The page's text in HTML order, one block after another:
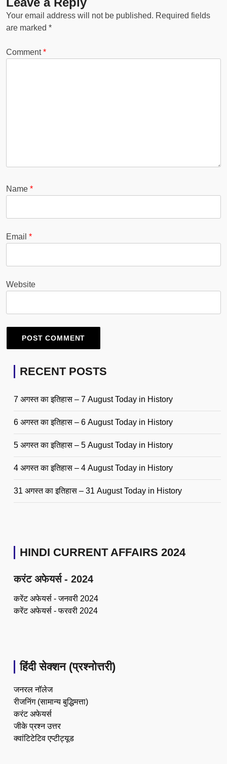
Your email address will not be published. Required fields
are marked *
Comment*
Name *
Email *
Website
RECENT POSTS
7 अगस्त का इतिहास – 7 August Today in History
6 अगस्त का इतिहास – 6 August Today in History
5 अगस्त का इतिहास – 5 August Today in History
4 अगस्त का इतिहास – 4 August Today in History
31 अगस्त का इतिहास – 31 August Today in History
HINDI CURRENT AFFAIRS 2024
करंट अफेयर्स - 2024
करेंट अफेयर्स - जनवरी 2024
करेंट अफेयर्स - फरवरी 2024
हिंदी सेक्शन (प्रश्नोत्तरी)
जनरल नॉलेज
रीजनिंग (सामान्य बुद्धिमत्ता)
करंट अफेयर्स
जीके प्रश्न उत्तर
क्वांटिटेटिव एप्टीट्यूड